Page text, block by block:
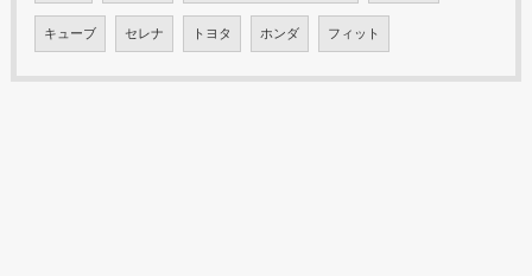
キューブ セレナ トヨタ ホンダ フィット